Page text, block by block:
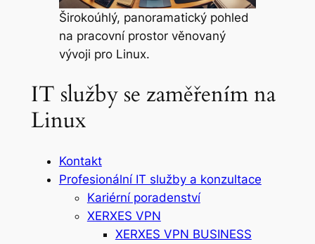
Širokoúhlý, panoramatický pohled
na pracovní prostor věnovaný
vývoji pro Linux.
IT služby se zaměřením na
Linux
Kontakt
Profesionální IT služby a konzultace
Kariérní poradenství
XERXES VPN
XERXES VPN BUSINESS